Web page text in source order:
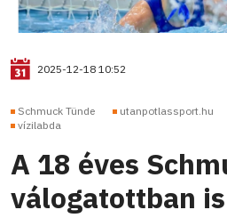
2025-12-18 10:52
Schmuck Tünde utanpotlassport.hu
vízilabda
A 18 éves
válogatottban